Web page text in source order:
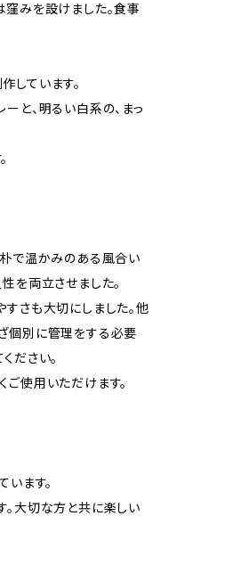
窪みを設けました。食事
しています。
と、明るい白系の、まっ
朴で温かみのある風合い
を両立させました。
さも大切にしました。他
個別に管理をする必要
ださい。
使用いただけます。
ます。
大切な方と共に楽しい